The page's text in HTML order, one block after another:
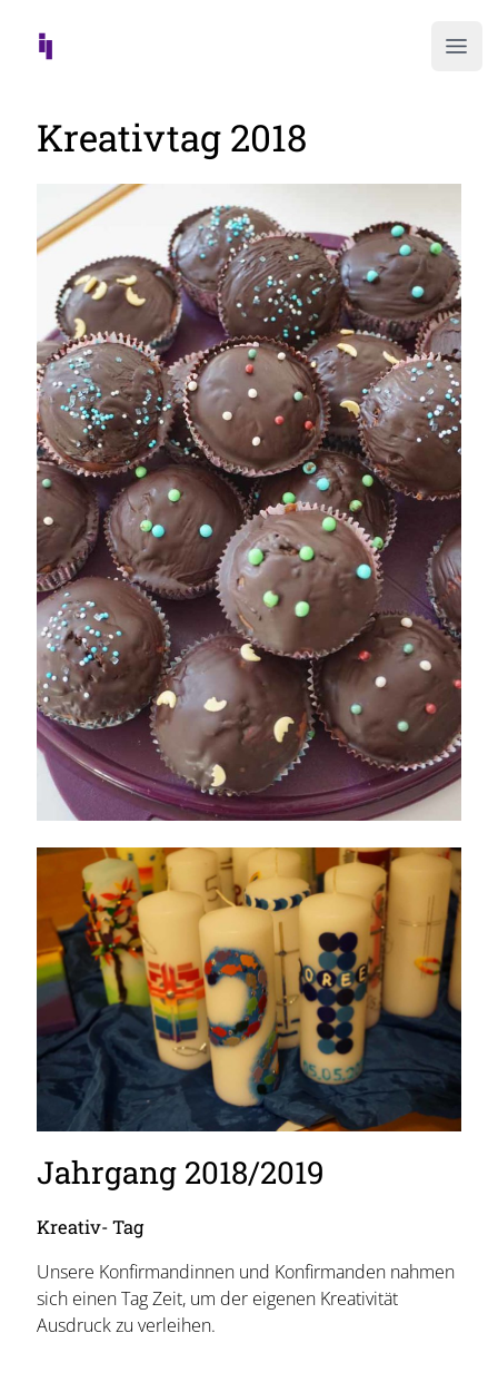
Kreativtag 2018
Jahrgang 2018/2019
Kreativ- Tag
Unsere Konfirmandinnen und Konfirmanden nahmen
sich einen Tag Zeit, um der eigenen Kreativität
Ausdruck zu verleihen.